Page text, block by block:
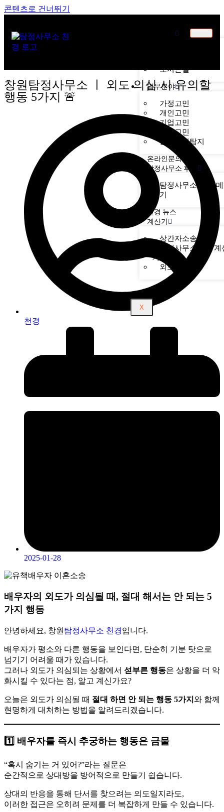
콘텐츠로 건너뛰기
오시는길
업무분야
가정고민
개인고민
기업고민
기타고민
불법기기탐지
온라인문의
탐정사무소 후기
탐정사무소 천경
후기
천경 뉴스
계산기
상간자소송
탐정사무소비용 계
기
외도 징후
X
창원탐정사무소 ㅣ 외도 의심 시 유의할
행동 5가지 🚨
천경
2025-01-28
배우자의 외도가 의심될 때, 절대 해서는 안 되는 5
가지 행동
안녕하세요, 창원 탐정사무소 천경입니다.
배우자가 평소와 다른 행동을 보인다면, 단순히 기분 탓으로
넘기기 어려울 때가 있습니다.
그러나 외도가 의심되는 상황에서 섣부른 행동은 상황을 더 악
화시킬 수 있다는 점, 알고 계신가요?
오늘은 외도가 의심될 때 절대 하면 안 되는 행동 5가지 와 함께
현명하게 대처하는 방법을 알려드리겠습니다.
1️⃣ 배우자를 즉시 추궁하는 행동은 금물
“혹시 숨기는 거 있어?”라는 질문은
순간적으로 상대방을 방어적으로 만들기 쉽습니다.
상대의 반응을 통해 단서를 찾으려는 의도일지라도,
이러한 접근은 오히려 문제를 더 복잡하게 만들 수 있습니다.